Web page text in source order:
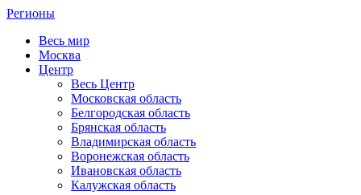
Регионы
Весь мир
Москва
Центр
Весь Центр
Московская область
Белгородская область
Брянская область
Владимирская область
Воронежская область
Ивановская область
Калужская область